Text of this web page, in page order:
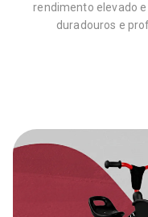
rendimento elevado
duradouros e